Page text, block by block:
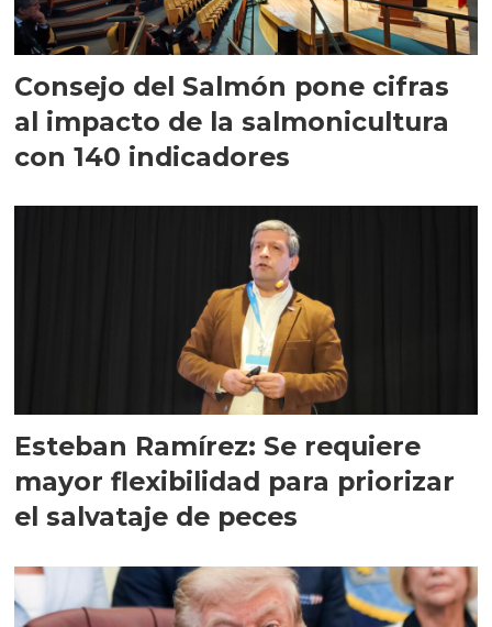
Consejo del Salmón pone cifras
al impacto de la salmonicultura
con 140 indicadores
Esteban Ramírez: Se requiere
mayor flexibilidad para priorizar
el salvataje de peces